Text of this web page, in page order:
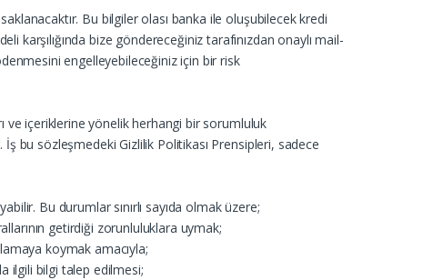
Bu bilgiler olası banka ile oluşubilecek kredi
bize göndereceğiniz tarafınızdan onaylı mail-
engelleyebileceğiniz için bir risk
ve içeriklerine yönelik herhangi bir sorumluluk
İş bu sözleşmedeki Gizlilik Politikası Prensipleri, sadece
Bu durumlar sınırlı sayıda olmak üzere;
getirdiği zorunluluklara uymak;
koymak amacıyla;
ilgili bilgi talep edilmesi;